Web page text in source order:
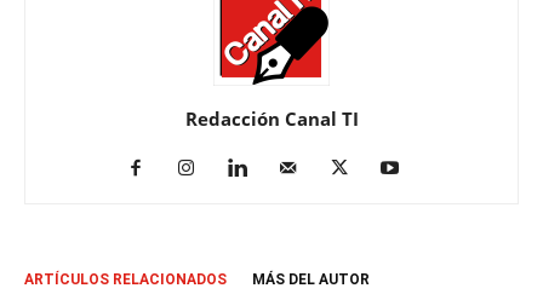
Redacción Canal TI
ARTÍCULOS RELACIONADOS MÁS DEL AUTOR